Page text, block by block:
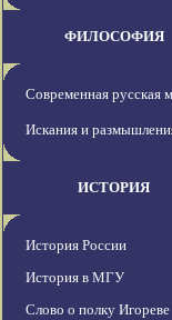
ФИЛОСОФИЯ
Современная русская
Искания и
ИСТОРИЯ
История России
История в МГУ
Слово о полку Игореве